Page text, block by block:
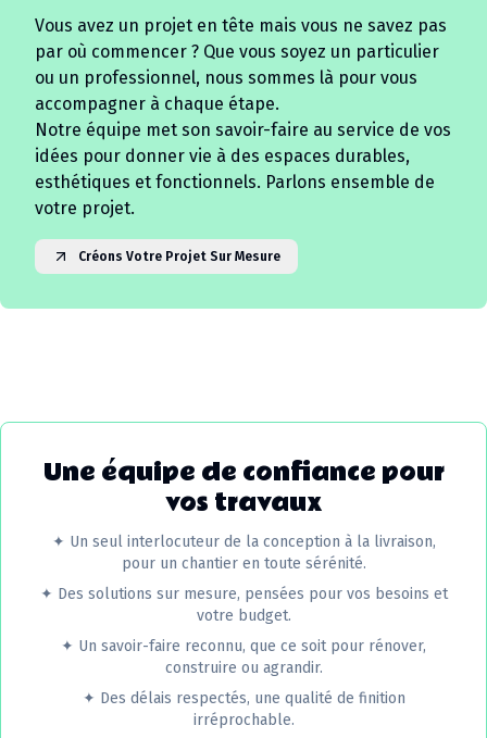
Vous avez un projet en tête mais vous ne savez pas
par où commencer ? Que vous soyez un particulier
ou un professionnel, nous sommes là pour vous
accompagner à chaque étape.
Notre équipe met son savoir-faire au service de vos
idées pour donner vie à des espaces durables,
esthétiques et fonctionnels. Parlons ensemble de
votre projet.
Créons Votre Projet Sur Mesure
Une équipe de confiance pour
vos travaux
✦ Un seul interlocuteur de la conception à la livraison,
pour un chantier en toute sérénité.
✦ Des solutions sur mesure, pensées pour vos besoins et
votre budget.
✦ Un savoir-faire reconnu, que ce soit pour rénover,
construire ou agrandir.
✦ Des délais respectés, une qualité de finition
irréprochable.